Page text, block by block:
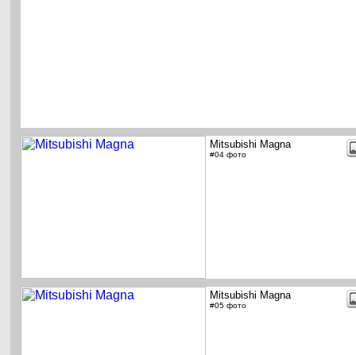
Mitsubishi Magna
#04 фото
Mitsubishi Magna
#05 фото